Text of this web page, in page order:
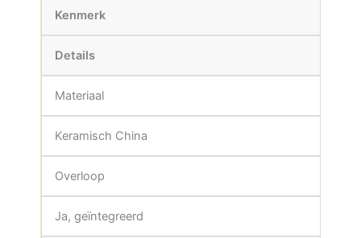
Kenmerk
Details
Materiaal
Keramisch China
Overloop
Ja, geïntegreerd